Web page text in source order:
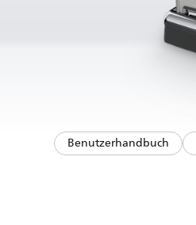
Benutzerhandbuch